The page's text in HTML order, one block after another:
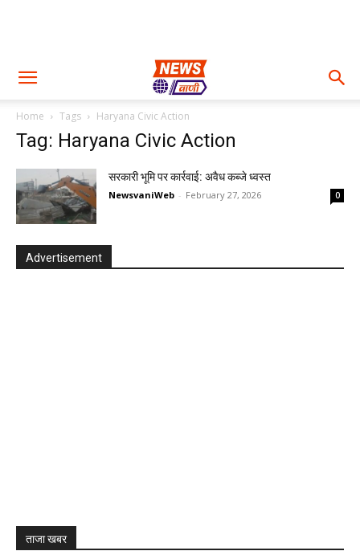
Home Tags Haryana Civic Action
Tag: Haryana Civic Action
सरकारी भूमि पर कार्रवाई: अवैध कब्जे ध्वस्त
NewsvaniWeb - February 27, 2026 0
Advertisement
ताजा खबर